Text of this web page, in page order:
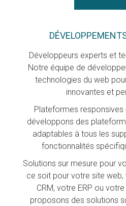
Développeurs experts et
Notre équipe de
technologies du web
innovantes et
Plateformes responsives
développons des
adaptables à tous les
fonctionnalités
Solutions sur mesure pour
ce soit pour votre site
CRM, votre ERP ou
proposons des solutions